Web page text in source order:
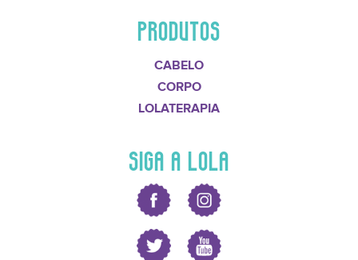
PRODUTOS
CABELO
CORPO
LOLATERAPIA
SIGA A LOLA